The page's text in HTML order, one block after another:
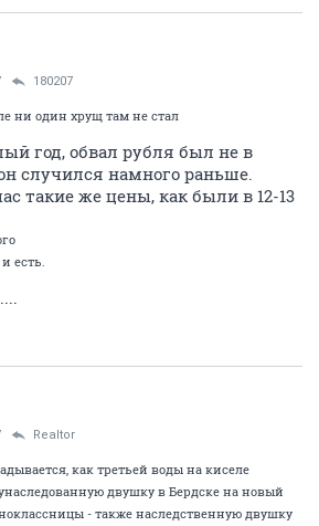
180207
ни один хрущ там не стал
год, обвал рубля был не в
случился намного раньше.
такие же цены, как были в 12-13
есть.
Realtor
как третьей воды на киселе
двушку в Бердске на новый
- также наследственную двушку